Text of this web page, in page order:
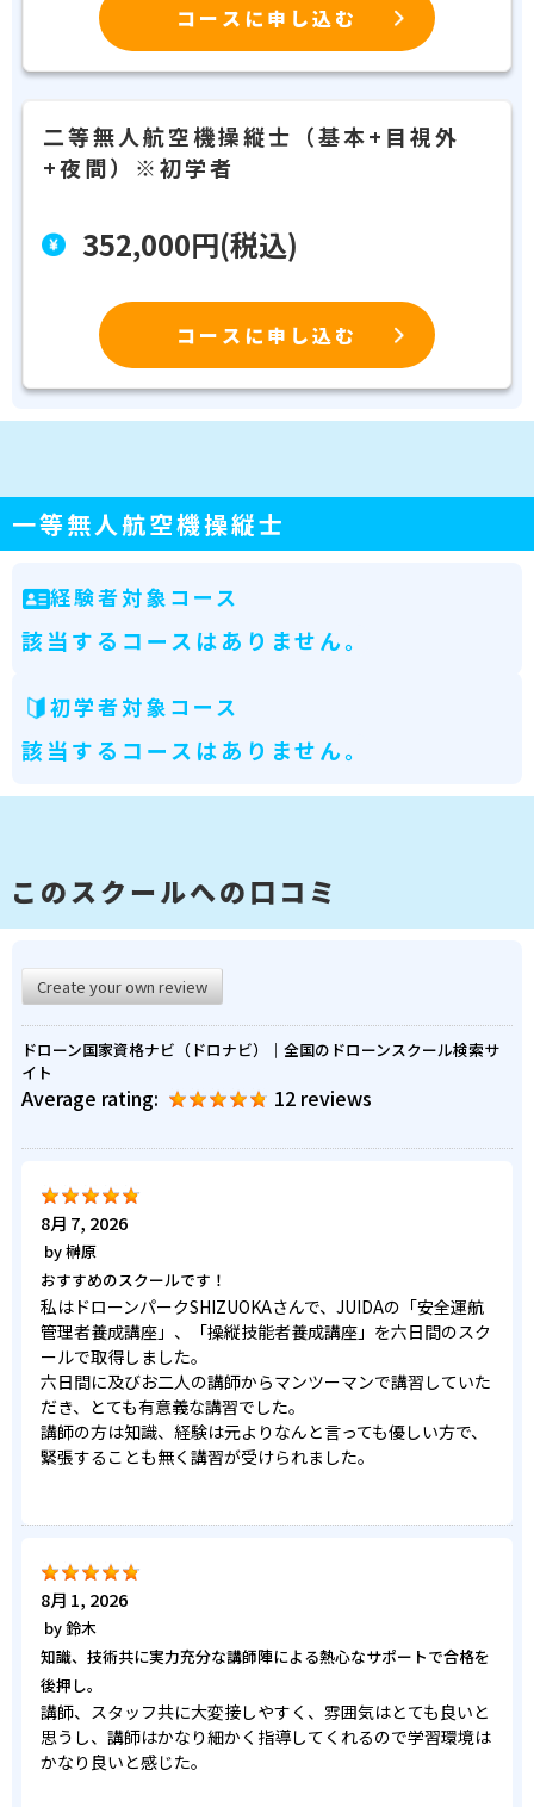
コースに申し込む
二等無人航空機操縦士（基本+目視外
+夜間）※初学者
352,000円(税込)
コースに申し込む
一等無人航空機操縦士
経験者対象コース
該当するコースはありません。
初学者対象コース
該当するコースはありません。
このスクールへの口コミ
Create your own review
ドローン国家資格ナビ（ドロナビ）｜全国のドローンスクール検索サ
イト
Average rating: 12 reviews
8月 7, 2026
by榊原
おすすめのスクールです！
私はドローンパークSHIZUOKAさんで、JUIDAの「安全運航
管理者養成講座」、「操縦技能者養成講座」を六日間のスク
ールで取得しました。
六日間に及びお二人の講師からマンツーマンで講習していた
だき、とても有意義な講習でした。
講師の方は知識、経験は元よりなんと言っても優しい方で、
緊張することも無く講習が受けられました。
8月 1, 2026
by鈴木
知識、技術共に実力充分な講師陣による熱心なサポートで合格を
後押し。
講師、スタッフ共に大変接しやすく、雰囲気はとても良いと
思うし、講師はかなり細かく指導してくれるので学習環境は
かなり良いと感じた。